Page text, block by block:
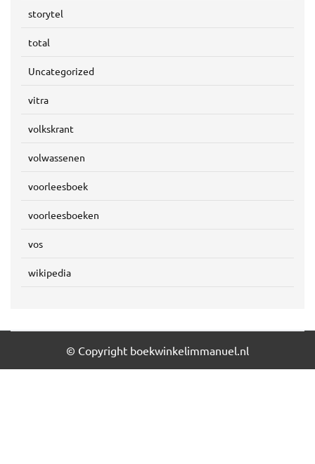
storytel
total
Uncategorized
vitra
volkskrant
volwassenen
voorleesboek
voorleesboeken
vos
wikipedia
© Copyright boekwinkelimmanuel.nl